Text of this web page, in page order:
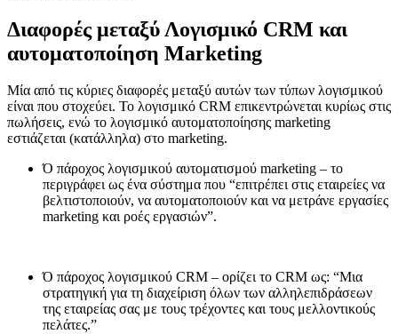
Διαφορές μεταξύ Λογισμικό CRM και
αυτοματοποίηση Marketing
Μία από τις κύριες διαφορές μεταξύ αυτών των τύπων λογισμικού
είναι που στοχεύει. Το λογισμικό CRM επικεντρώνεται κυρίως στις
πωλήσεις, ενώ το λογισμικό αυτοματοποίησης marketing
εστιάζεται (κατάλληλα) στο marketing.
Ό πάροχος λογισμικού αυτοματισμού marketing – το
περιγράφει ως ένα σύστημα που “επιτρέπει στις εταιρείες να
βελτιστοποιούν, να αυτοματοποιούν και να μετράνε εργασίες
marketing και ροές εργασιών”.
Ό πάροχος λογισμικού CRM – ορίζει το CRM ως: “Μια
στρατηγική για τη διαχείριση όλων των αλληλεπιδράσεων
της εταιρείας σας με τους τρέχοντες και τους μελλοντικούς
πελάτες.”